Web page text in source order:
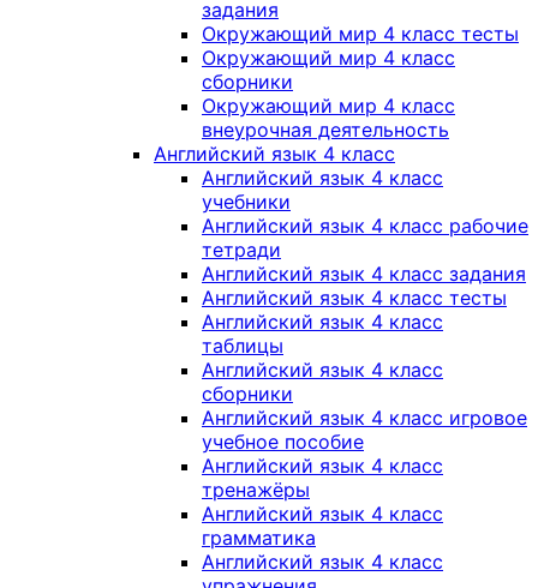
задания
Окружающий мир 4 класс тесты
Окружающий мир 4 класс
сборники
Окружающий мир 4 класс
внеурочная деятельность
Английский язык 4 класс
Английский язык 4 класс
учебники
Английский язык 4 класс рабочие
тетради
Английский язык 4 класс задания
Английский язык 4 класс тесты
Английский язык 4 класс
таблицы
Английский язык 4 класс
сборники
Английский язык 4 класс игровое
учебное пособие
Английский язык 4 класс
тренажёры
Английский язык 4 класс
грамматика
Английский язык 4 класс